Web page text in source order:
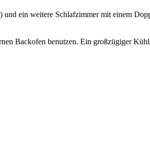
ein weitere Schlafzimmer mit einem
Backofen benutzen. Ein großzügiger